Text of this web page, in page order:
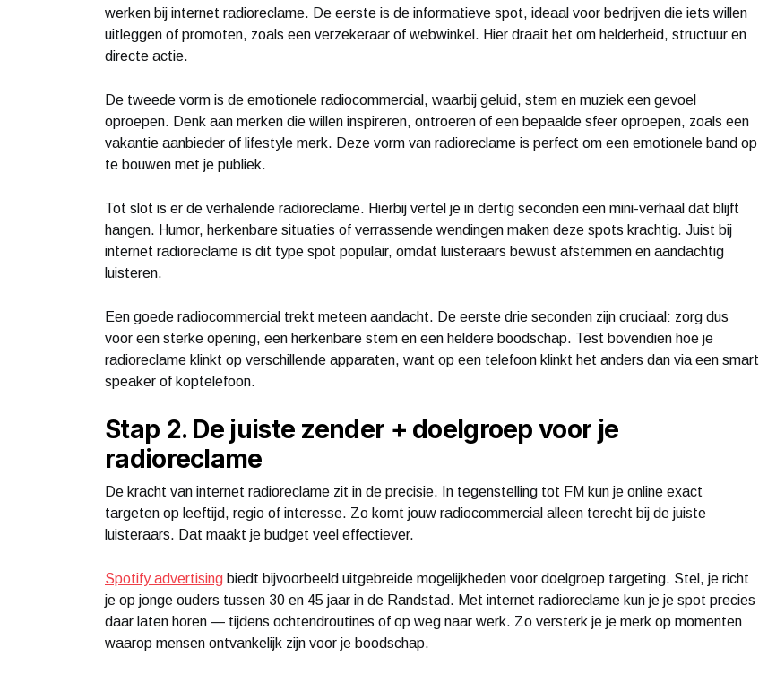
werken bij internet radioreclame. De eerste is de informatieve spot, ideaal voor bedrijven die iets willen
uitleggen of promoten, zoals een verzekeraar of webwinkel. Hier draait het om helderheid, structuur en
directe actie.
De tweede vorm is de emotionele radiocommercial, waarbij geluid, stem en muziek een gevoel
oproepen. Denk aan merken die willen inspireren, ontroeren of een bepaalde sfeer oproepen, zoals een
vakantie aanbieder of lifestyle merk. Deze vorm van radioreclame is perfect om een emotionele band op
te bouwen met je publiek.
Tot slot is er de verhalende radioreclame. Hierbij vertel je in dertig seconden een mini-verhaal dat blijft
hangen. Humor, herkenbare situaties of verrassende wendingen maken deze spots krachtig. Juist bij
internet radioreclame is dit type spot populair, omdat luisteraars bewust afstemmen en aandachtig
luisteren.
Een goede radiocommercial trekt meteen aandacht. De eerste drie seconden zijn cruciaal: zorg dus
voor een sterke opening, een herkenbare stem en een heldere boodschap. Test bovendien hoe je
radioreclame klinkt op verschillende apparaten, want op een telefoon klinkt het anders dan via een smart
speaker of koptelefoon.
Stap 2. De juiste zender + doelgroep voor je
radioreclame
De kracht van internet radioreclame zit in de precisie. In tegenstelling tot FM kun je online exact
targeten op leeftijd, regio of interesse. Zo komt jouw radiocommercial alleen terecht bij de juiste
luisteraars. Dat maakt je budget veel effectiever.
Spotify advertising biedt bijvoorbeeld uitgebreide mogelijkheden voor doelgroep targeting. Stel, je richt
je op jonge ouders tussen 30 en 45 jaar in de Randstad. Met internet radioreclame kun je je spot precies
daar laten horen — tijdens ochtendroutines of op weg naar werk. Zo versterk je je merk op momenten
waarop mensen ontvankelijk zijn voor je boodschap.